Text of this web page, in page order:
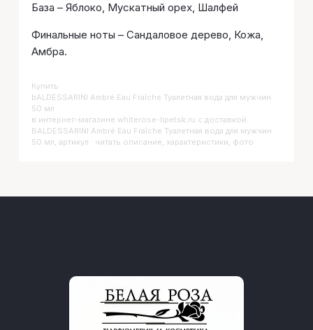
База – Яблоко, Мускатный орех, Шалфей
Финальные ноты – Сандаловое дерево, Кожа,
Амбра.
Купить
BALDESSARINI Ambré Eau Fraîche Туалетная вода для мужчин
50 мл
в интернет-магазине whiterose-lipetsk.ru с доставкой.
BALDESSARINI Ambré Eau Fraîche Туалетная вода для мужчин
50 мл, артикул : читать описание, характеристики, фото